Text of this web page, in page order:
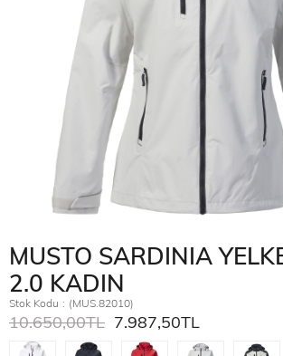
MUSTO SARDINIA
2.0 KADIN
Stok Kodu (MUS.82010)
10.650,00TL 7.987,50TL